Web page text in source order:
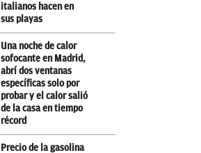
italianos hacen en
sus playas
Una noche de calor
sofocante en Madrid,
abrí dos ventanas
específicas solo por
probar y el calor salió
de la casa en tiempo
récord
Precio de la gasolina